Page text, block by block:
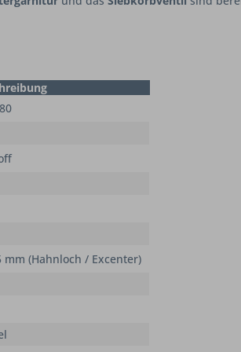
(Hahnloch / Excenter)